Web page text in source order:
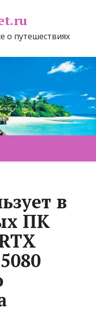
о путешествиях
в
ПК